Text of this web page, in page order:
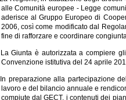
alle Comunità europee - Legge
aderisce al Gruppo Europeo di
2006, così come modificato dal
fine di rafforzare e coordinare
La Giunta è autorizzata a compiere
Convenzione istitutiva del 24 aprile
In preparazione alla partecipazione
lavoro e del bilancio annuale e
compiute dal GECT, i contenuti dei